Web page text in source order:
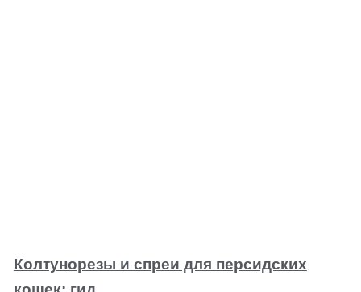
Колтунорезы и спреи для персидских